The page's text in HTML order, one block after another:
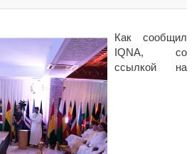
Как сообщил
IQNA, со
ссылкой на